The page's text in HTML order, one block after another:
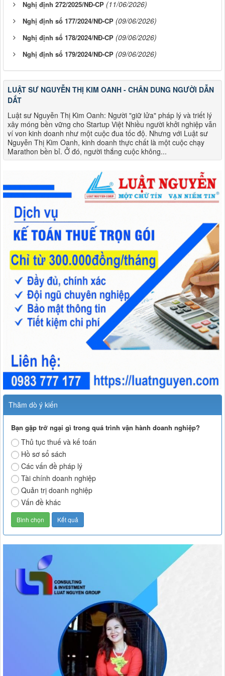
Nghị định 272/2025/NĐ-CP (11/06/2026)
Nghị định số 177/2024/NĐ-CP (09/06/2026)
Nghị định số 178/2024/NĐ-CP (09/06/2026)
Nghị định số 179/2024/NĐ-CP (09/06/2026)
LUẬT SƯ NGUYỄN THỊ KIM OANH - CHÂN DUNG NGƯỜI DẪN
DẮT
Luật sư Nguyễn Thị Kim Oanh: Người "giữ lửa" pháp lý và triết lý
xây móng bền vững cho Startup Việt Nhiều người khởi nghiệp vẫn
ví von kinh doanh như một cuộc đua tốc độ. Nhưng với Luật sư
Nguyễn Thị Kim Oanh, kinh doanh thực chất là một cuộc chạy
Marathon bền bỉ. Ở đó, người thắng cuộc không...
Thăm dò ý kiến
Bạn gặp trở ngại gì trong quá trình vận hành doanh nghiệp?
Thủ tục thuế và kế toán
Hồ sơ sổ sách
Các vấn đề pháp lý
Tài chính doanh nghiệp
Quản trị doanh nghiệp
Vấn đề khác